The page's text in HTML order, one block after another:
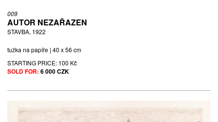
009
AUTOR NEZAŘAZEN
STAVBA, 1922
tužka na papíře | 40 x 56 cm
STARTING PRICE: 100 Kč
SOLD FOR: 6 000 CZK